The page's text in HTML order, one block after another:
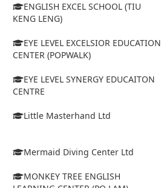
ENGLISH EXCEL SCHOOL (TIU
KENG LENG)
EYE LEVEL EXCELSIOR EDUCATION
CENTER (POPWALK)
EYE LEVEL SYNERGY EDUCAITON
CENTRE
Little Masterhand Ltd
Mermaid Diving Center Ltd
MONKEY TREE ENGLISH